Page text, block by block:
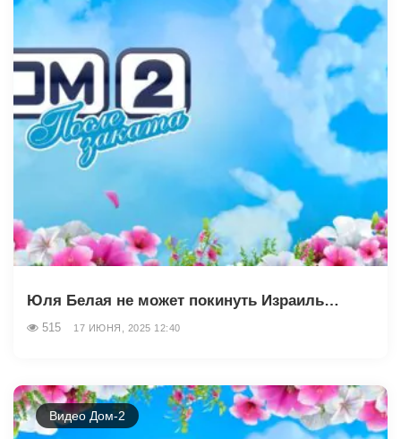
Юля Белая не может покинуть Израиль…
515 17 ИЮНЯ, 2025 12:40
Видео Дом-2